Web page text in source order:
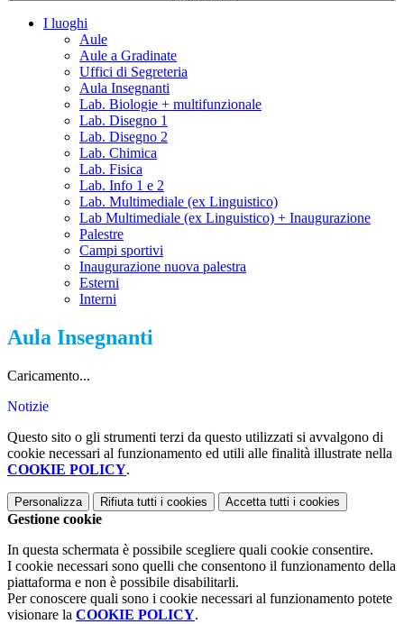
I luoghi
Aule
Aule a Gradinate
Uffici di Segreteria
Aula Insegnanti
Lab. Biologie + multifunzionale
Lab. Disegno 1
Lab. Disegno 2
Lab. Chimica
Lab. Fisica
Lab. Info 1 e 2
Lab. Multimediale (ex Linguistico)
Lab Multimediale (ex Linguistico) + Inaugurazione
Palestre
Campi sportivi
Inaugurazione nuova palestra
Esterni
Interni
Aula Insegnanti
Caricamento...
Notizie
Questo sito o gli strumenti terzi da questo utilizzati si avvalgono di
cookie necessari al funzionamento ed utili alle finalità illustrate nella
COOKIE POLICY.
Personalizza Rifiuta tutti i cookies Accetta tutti i cookies
Gestione cookie
In questa schermata è possibile scegliere quali cookie consentire.
I cookie necessari sono quelli che consentono il funzionamento della
piattaforma e non è possibile disabilitarli.
Per conoscere quali sono i cookie necessari al funzionamento potete
visionare la COOKIE POLICY.